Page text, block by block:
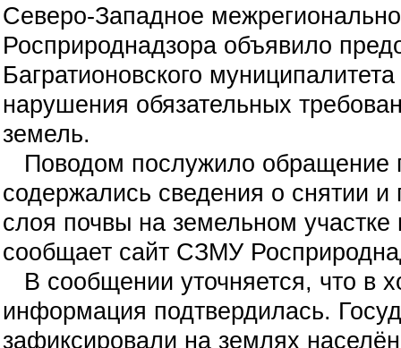
Северо-Западное
Росприроднадзора объявило
Багратионовского
нарушения обязательных
земель.
Поводом послужило обращение
содержались сведения о снятии
слоя почвы на земельном
сообщает сайт СЗМУ
В сообщении уточняется, что в
информация подтвердилась.
зафиксировали на землях